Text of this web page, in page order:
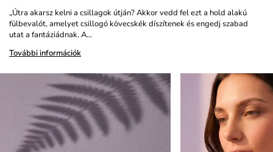
„Útra akarsz kelni a csillagok útján? Akkor vedd fel ezt a hold alakú
fülbevalót, amelyet csillogó kövecskék díszítenek és engedj szabad
utat a fantáziádnak. A…
További információk